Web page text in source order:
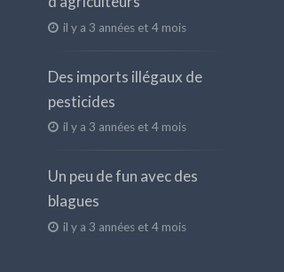
il y a 3 années et 4 mois
Des imports illégaux de
pesticides
il y a 3 années et 4 mois
Un peu de fun avec des
blagues
il y a 3 années et 4 mois